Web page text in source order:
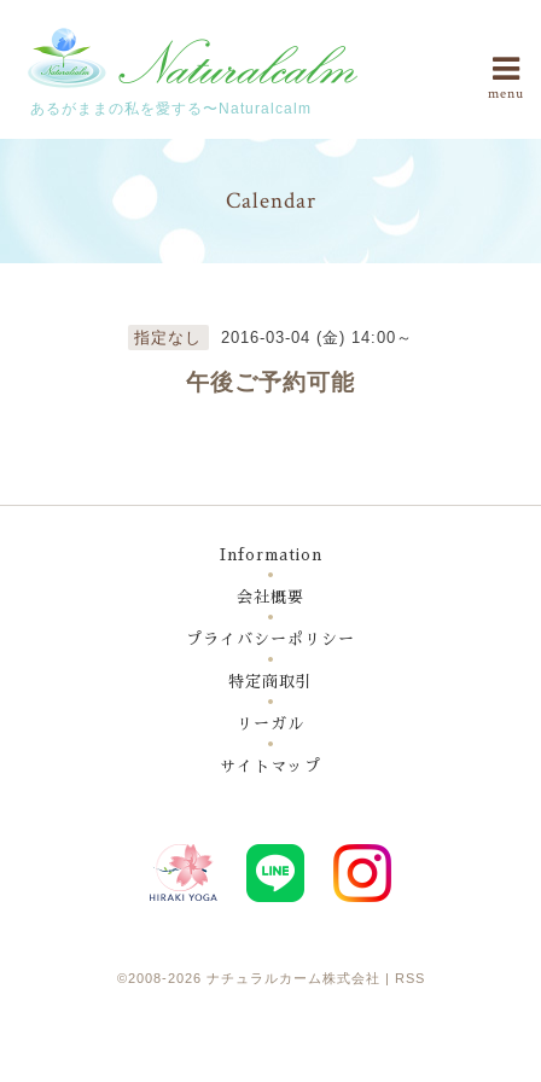
あるがままの私を愛する〜Naturalcalm
menu
Calendar
指定なし 2016-03-04 (金) 14:00～
午後ご予約可能
Information
会社概要
プライバシーポリシー
特定商取引
リーガル
サイトマップ
©2008-2026 ナチュラルカーム株式会社 RSS